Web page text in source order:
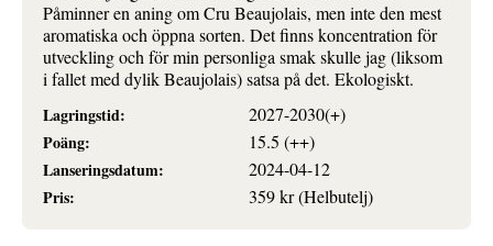
Påminner en aning om Cru Beaujolais, men inte den mest
aromatiska och öppna sorten. Det finns koncentration för
utveckling och för min personliga smak skulle jag (liksom
i fallet med dylik Beaujolais) satsa på det. Ekologiskt.
Lagringstid:
2027-2030(+)
Poäng:
15.5 (++)
Lanseringsdatum:
2024-04-12
Pris:
359 kr (Helbutelj)